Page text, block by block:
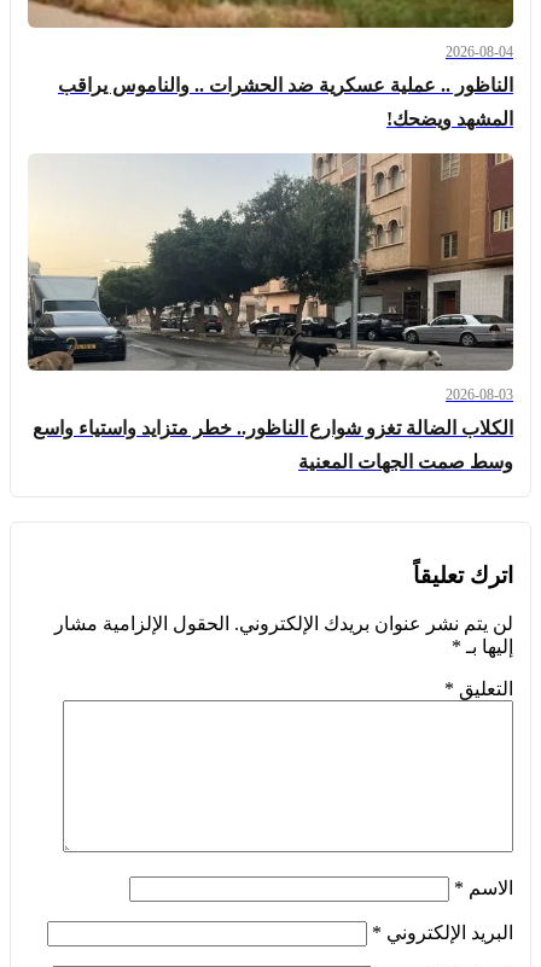
2026-08-04
الناظور .. عملية عسكرية ضد الحشرات .. والناموس يراقب
المشهد ويضحك!
2026-08-03
الكلاب الضالة تغزو شوارع الناظور.. خطر متزايد واستياء واسع
وسط صمت الجهات المعنية
اترك تعليقاً
لن يتم نشر عنوان بريدك الإلكتروني. الحقول الإلزامية مشار
إليها بـ *
التعليق *
الاسم *
البريد الإلكتروني *